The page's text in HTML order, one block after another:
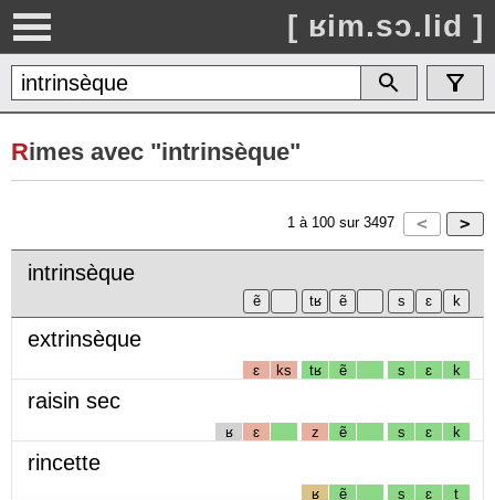
[ ʁim.sɔ.lid ]
Rimes avec "intrinsèque"
1 à 100 sur 3497
intrinsèque
extrinsèque
ɛ ks tʁ ẽ s ɛ k
raisin sec
ʁ ɛ z ẽ s ɛ k
rincette
ʁ ẽ s ɛ t